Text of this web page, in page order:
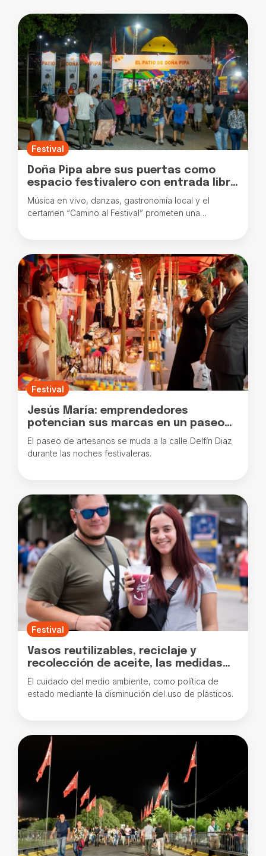
Festival
Doña Pipa abre sus puertas como
espacio festivalero con entrada libre
y una programación imperdible
Música en vivo, danzas, gastronomía local y el
certamen “Camino al Festival” prometen una
Festival
Jesús María: emprendedores
potencian sus marcas en un paseo
exclusivo
El paseo de artesanos se muda a la calle Delfín Diaz
durante las noches festivaleras.
Festival
Vasos reutilizables, reciclaje y
recolección de aceite, las medidas
sostenibles para esta edición
El cuidado del medio ambiente, como política de
estado mediante la disminución del uso de plásticos.